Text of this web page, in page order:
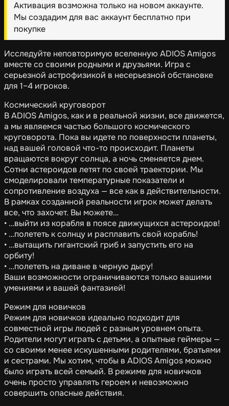
Активация возможна только на новом аккаунте.
Мы создадим для вас аккаунт бесплатно при
покупке
Исследуйте неповторимую вселенную ADIOS Amigos
вместе со своими родными и друзьями. Игра с
серьезной астрофизикой в несерьезной обстановке
для 1–4 игроков.
Космический круговорот
В ADIOS Amigos, как и в реальной жизни, все движется,
а мы являемся частью большого космического
круговорота. Пока вы идете по поверхности планеты,
над вашей головой что-то происходит. Планеты
вращаются вокруг солнца, а ночь сменяется днем.
Сотни астероидов летят по своей траектории. Мы
смоделировали температурные показатели и
сопротивление воздуха — все как в действительности.
В рамках созданной реальности игрок может делать
все, что захочет. Вы можете…
• …выйти из корабля в поясе движущихся астероидов!
• …полететь к солнцу и расплавить свой корабль!
• …вытащить гигантский гриб и запустить его на
орбиту!
• …полететь на диване в черную дыру!
Ваши возможности ограничиваются только вашими
умениями и вашей фантазией!
Режим для новичков
Режим для новичков идеально подходит для
совместной игры людей с разным уровнем опыта.
Родители могут играть с детьми, а опытные геймеры —
со своими менее искушенными родителями, братьями
и сестрами. Мы хотим, чтобы в ADIOS Amigos можно
было играть всей семьей. В режиме для новичков
очень просто управлять героем и невозможно
совершить опасные действия.